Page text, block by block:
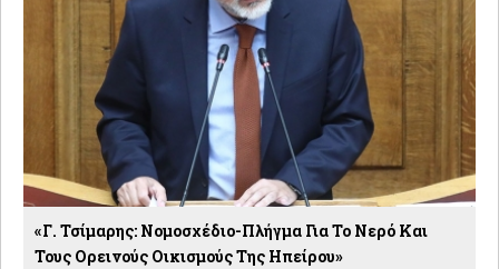
«Γ. Τσίμαρης: Νομοσχέδιο-Πλήγμα Για Το Νερό Και
Τους Ορεινούς Οικισμούς Της Ηπείρου»